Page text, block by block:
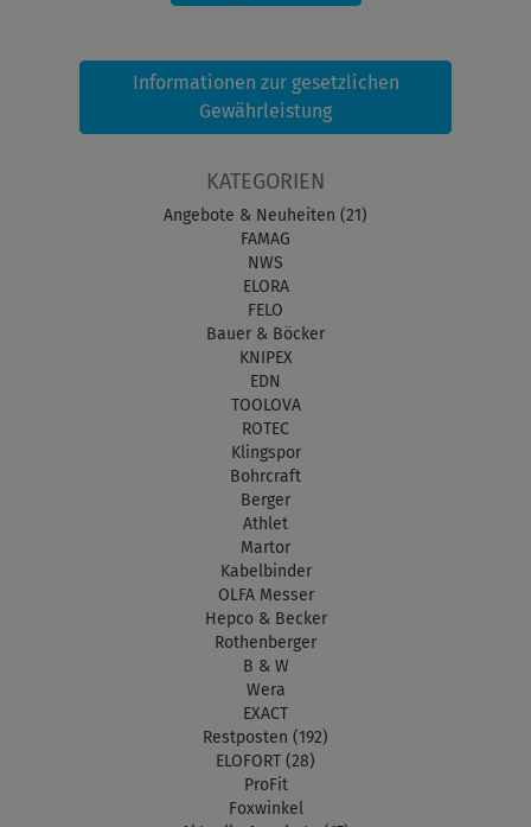
Informationen zur gesetzlichen
Gewährleistung
KATEGORIEN
Angebote & Neuheiten (21)
FAMAG
NWS
ELORA
FELO
Bauer & Böcker
KNIPEX
EDN
TOOLOVA
ROTEC
Klingspor
Bohrcraft
Berger
Athlet
Martor
Kabelbinder
OLFA Messer
Hepco & Becker
Rothenberger
B & W
Wera
EXACT
Restposten (192)
ELOFORT (28)
ProFit
Foxwinkel